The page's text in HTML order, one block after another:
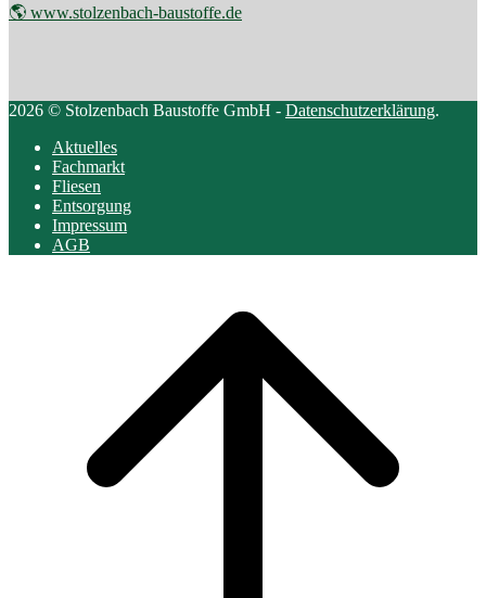
🌎 www.stolzenbach-baustoffe.de
2026 © Stolzenbach Baustoffe GmbH - Datenschutzerklärung.
Aktuelles
Fachmarkt
Fliesen
Entsorgung
Impressum
AGB